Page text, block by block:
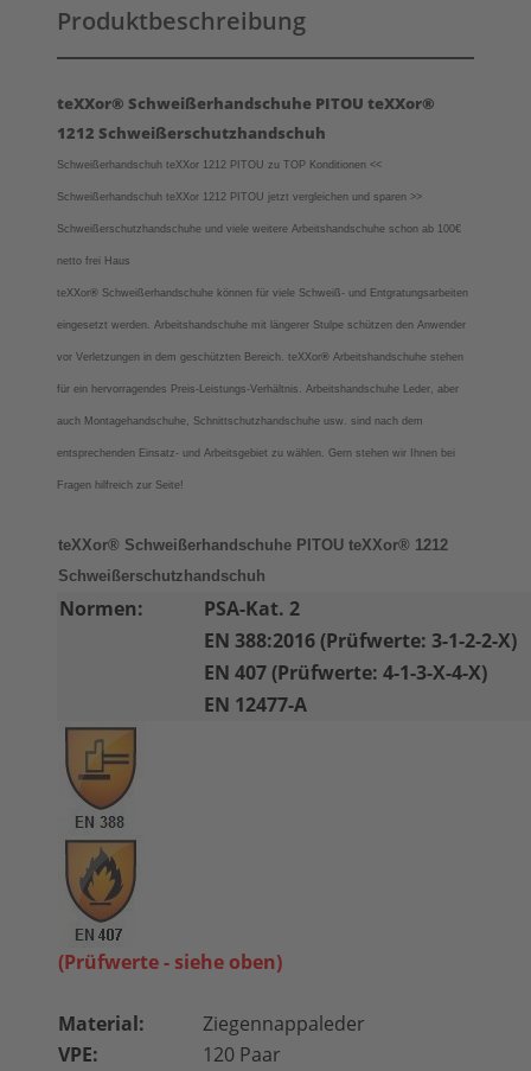
Produktbeschreibung
teXXor® Schweißerhandschuhe PITOU teXXor®
1212 Schweißerschutzhandschuh
Schweißerhandschuh teXXor 1212 PITOU zu TOP Konditionen <<
Schweißerhandschuh teXXor 1212 PITOU jetzt vergleichen und sparen >>
Schweißerschutzhandschuhe und viele weitere Arbeitshandschuhe schon ab 100€
netto frei Haus
teXXor® Schweißerhandschuhe können für viele Schweiß- und Entgratungsarbeiten
eingesetzt werden. Arbeitshandschuhe mit längerer Stulpe schützen den Anwender
vor Verletzungen in dem geschützten Bereich. teXXor® Arbeitshandschuhe stehen
für ein hervorragendes Preis-Leistungs-Verhältnis. Arbeitshandschuhe Leder, aber
auch Montagehandschuhe, Schnittschutzhandschuhe usw. sind nach dem
entsprechenden Einsatz- und Arbeitsgebiet zu wählen. Gern stehen wir Ihnen bei
Fragen hilfreich zur Seite!
teXXor® Schweißerhandschuhe PITOU teXXor® 1212
Schweißerschutzhandschuh
Normen:
PSA-Kat. 2
EN 388:2016 (Prüfwerte: 3-1-2-2-X)
EN 407 (Prüfwerte: 4-1-3-X-4-X)
EN 12477-A
(Prüfwerte - siehe oben)
Material:
Ziegennappaleder
VPE:
120 Paar